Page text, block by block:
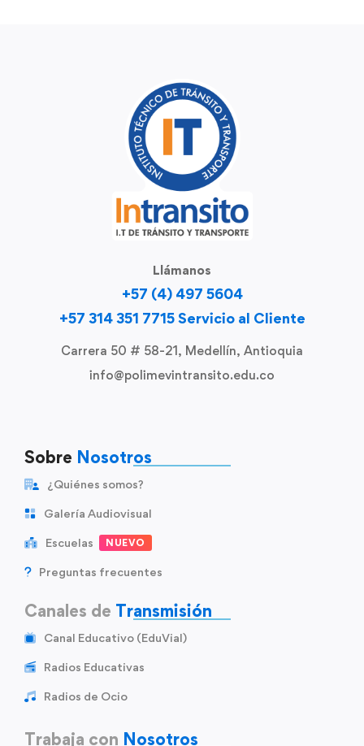
Llámanos
+57 (4) 497 5604
+57 314 351 7715 Servicio al Cliente
Carrera 50 # 58-21, Medellín, Antioquia
info@polimevintransito.edu.co
Sobre Nosotros
¿Quiénes somos?
Galería Audiovisual
Escuelas NUEVO
Preguntas frecuentes
Canales de Transmisión
Canal Educativo (EduVial)
Radios Educativas
Radios de Ocio
Trabaja con Nosotros